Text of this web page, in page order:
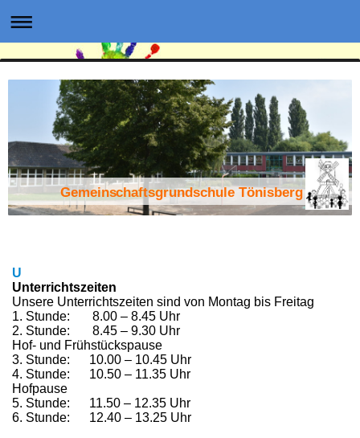
Gemeinschaftsgrundschule Tönisberg
U
Unterrichtszeiten
Unsere Unterrichtszeiten sind von Montag bis Freitag
1. Stunde: 8.00 – 8.45 Uhr
2. Stunde: 8.45 – 9.30 Uhr
Hof- und Frühstückspause
3. Stunde: 10.00 – 10.45 Uhr
4. Stunde: 10.50 – 11.35 Uhr
Hofpause
5. Stunde: 11.50 – 12.35 Uhr
6. Stunde: 12.40 – 13.25 Uhr